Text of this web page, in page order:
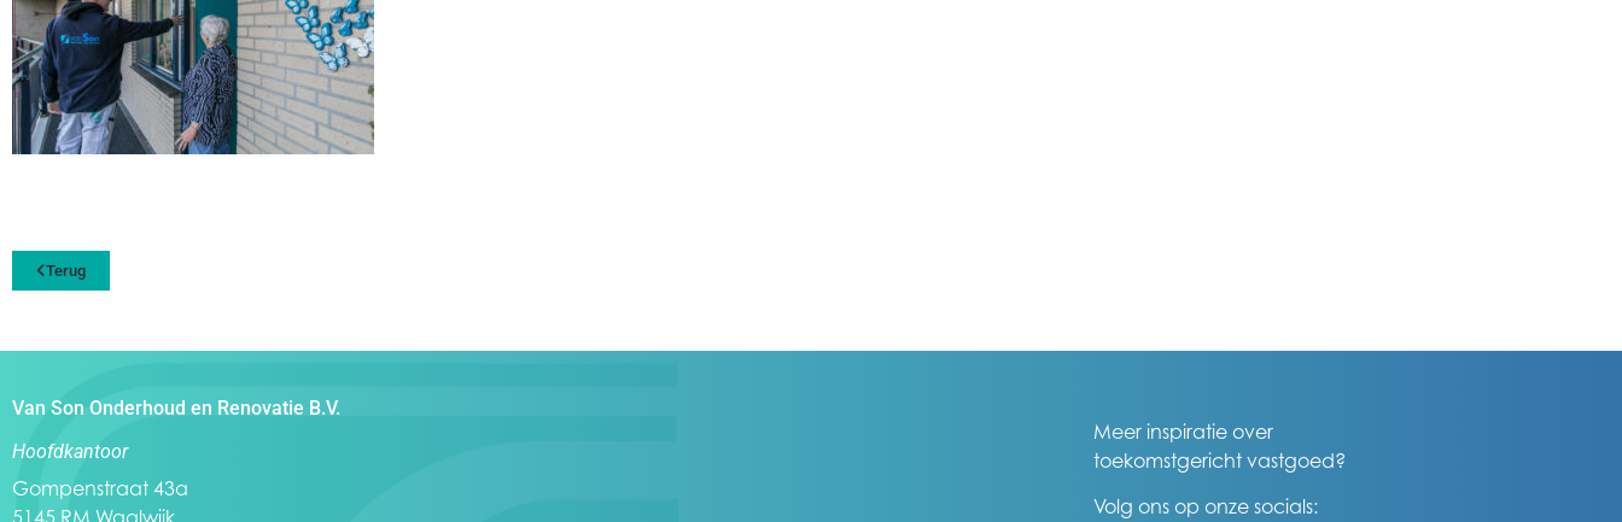
Terug
Van Son Onderhoud en Renovatie B.V.
Hoofdkantoor
Gompenstraat 43a
Meer inspiratie over
toekomstgericht vastgoed?
Volg ons op onze socials: